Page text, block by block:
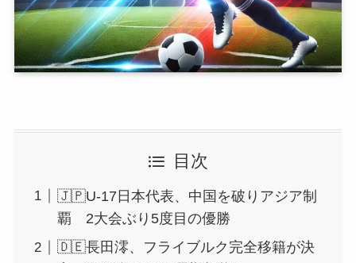
目次
🇯🇵U-17日本代表、中国を破りアジア制
覇 2大会ぶり5度目の優勝
🇩🇪長田澪、フライブルク完全移籍が決